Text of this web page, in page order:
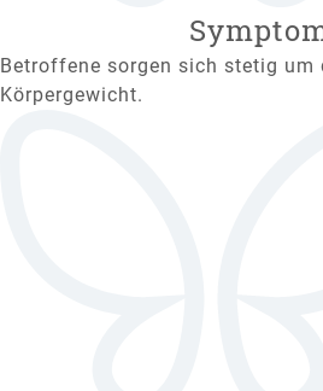
Betroffene sorgen sich stetig um
Körpergewicht.